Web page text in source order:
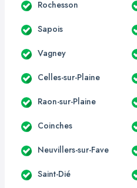
Rochesson
Sapois
Vagney
Celles-sur-Plaine
Raon-sur-Plaine
Coinches
Neuvillers-sur-Fave
Saint-Dié